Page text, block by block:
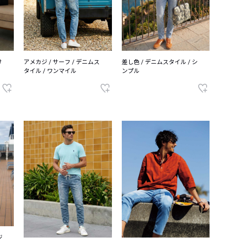
アメカジ / サーフ / デニムス
タイル / ワンマイル
差し色 / デニムスタイル / シ
ンプル